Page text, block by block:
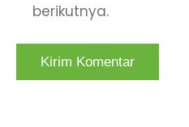
berikutnya.